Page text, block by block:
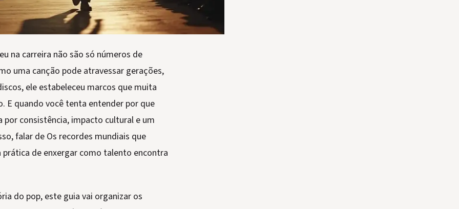
na carreira não são só números de
uma canção pode atravessar gerações,
ele estabeleceu marcos que muita
E quando você tenta entender por que
por consistência, impacto cultural e um
falar de Os recordes mundiais que
de enxergar como talento encontra
do pop, este guia vai organizar os